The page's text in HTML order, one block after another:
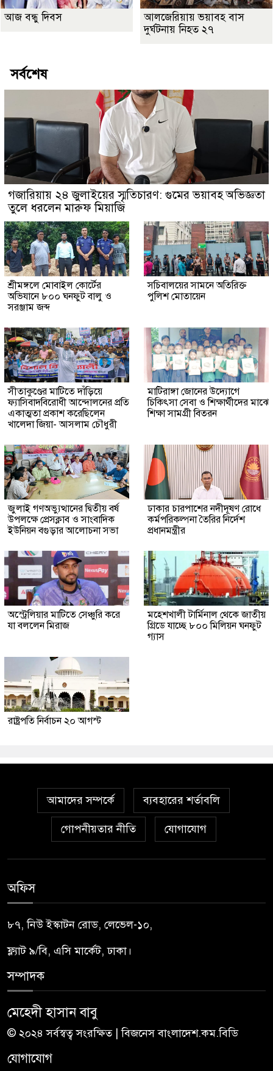
আজ বন্ধু দিবস
আলজেরিয়ায় ভয়াবহ বাস
দুর্ঘটনায় নিহত ২৭
সর্বশেষ
গজারিয়ায় ২৪ জুলাইয়ের স্মৃতিচারণ: গুমের ভয়াবহ অভিজ্ঞতা
তুলে ধরলেন মারুফ মিয়াজি
শ্রীমঙ্গলে মোবাইল কোর্টের
অভিযানে ৮০০ ঘনফুট বালু ও
সরঞ্জাম জব্দ
সচিবালয়ের সামনে অতিরিক্ত
পুলিশ মোতায়েন
সীতাকুণ্ডের মাটিতে দাঁড়িয়ে
ফ্যাসিবাদবিরোধী আন্দোলনের প্রতি
একাত্মতা প্রকাশ করেছিলেন
খালেদা জিয়া- আসলাম চৌধুরী
মাটিরাঙ্গা জোনের উদ্যোগে
চিকিৎসা সেবা ও শিক্ষার্থীদের মাঝে
শিক্ষা সামগ্রী বিতরন
জুলাই গণঅভ্যুত্থানের দ্বিতীয় বর্ষ
উপলক্ষে প্রেসক্লাব ও সাংবাদিক
ইউনিয়ন বগুড়ার আলোচনা সভা
ঢাকার চারপাশের নদীদূষণ রোধে
কর্মপরিকল্পনা তৈরির নির্দেশ
প্রধানমন্ত্রীর
অস্ট্রেলিয়ার মাটিতে সেঞ্চুরি করে
যা বললেন মিরাজ
মহেশখালী টার্মিনাল থেকে জাতীয়
গ্রিডে যাচ্ছে ৮০০ মিলিয়ন ঘনফুট
গ্যাস
রাষ্ট্রপতি নির্বাচন ২০ আগস্ট
আমাদের সম্পর্কে ব্যবহারের শর্তাবলি
গোপনীয়তার নীতি যোগাযোগ
অফিস
৮৭, নিউ ইস্কাটন রোড, লেভেল-১০,
ফ্ল্যাট ৯/বি, এসি মার্কেট, ঢাকা।
সম্পাদক
মেহেদী হাসান বাবু
© ২০২৪ সর্বস্বত্ব সংরক্ষিত | বিজনেস বাংলাদেশ.কম.বিডি
যোগাযোগ